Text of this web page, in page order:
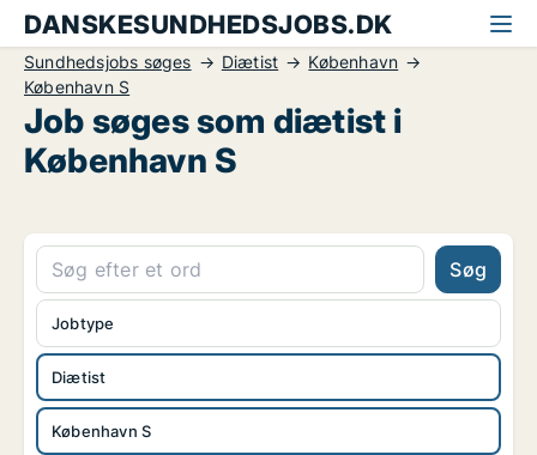
DANSKESUNDHEDSJOBS.DK
Sundhedsjobs søges Diætist
København
København S
Job søges som diætist i
København S
Søg
Diætist
København S
Jobtype